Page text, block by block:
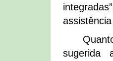
sugerida